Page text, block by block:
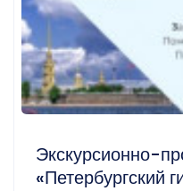
Экскурсионно-
«Петербургский